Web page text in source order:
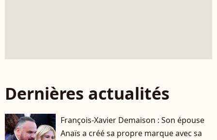
Dernières actualités
François-Xavier Demaison : Son épouse
Anaïs a créé sa propre marque avec sa